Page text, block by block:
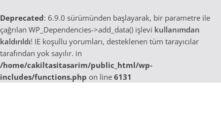
Deprecated: 6.9.0 sürümünden başlayarak, bir parametre ile
çağrılan WP_Dependencies->add_data() işlevi kullanımdan
kaldırıldı! IE koşullu yorumları, desteklenen tüm tarayıcılar
tarafından yok sayılır. in
/home/cakiltasitasarim/public_html/wp-
includes/functions.php on line 6131